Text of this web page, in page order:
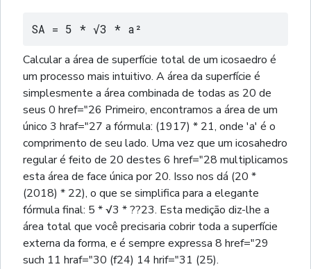
SA = 5 * √3 * a²
Calcular a área de superfície total de um icosaedro é
um processo mais intuitivo. A área da superfície é
simplesmente a área combinada de todas as 20 de
seus 0 href="26 Primeiro, encontramos a área de um
único 3 hraf="27 a fórmula: (1917) * 21, onde 'a' é o
comprimento de seu lado. Uma vez que um icosahedro
regular é feito de 20 destes 6 href="28 multiplicamos
esta área de face única por 20. Isso nos dá (20 *
(2018) * 22), o que se simplifica para a elegante
fórmula final: 5 * √3 * ??23. Esta medição diz-lhe a
área total que você precisaria cobrir toda a superfície
externa da forma, e é sempre expressa 8 href="29
such 11 hraf="30 (f24) 14 hrif="31 (25).